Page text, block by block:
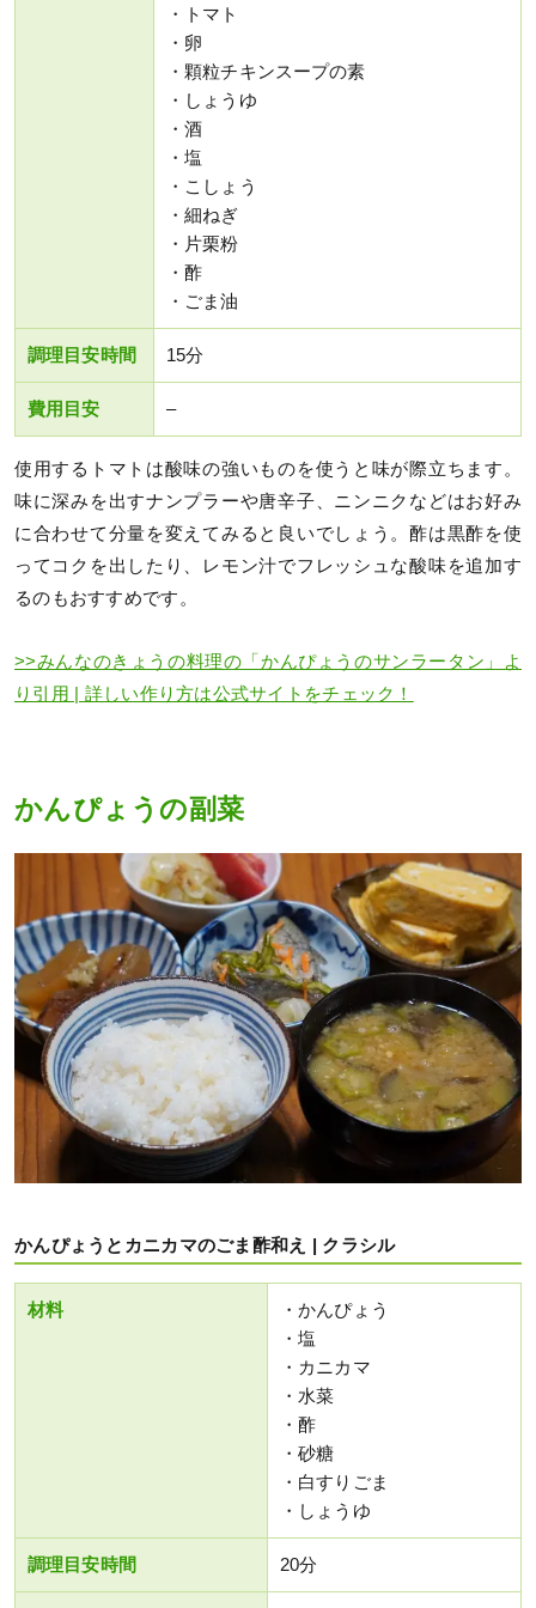
・トマト
・卵
・顆粒チキンスープの素
・しょうゆ
・酒
・塩
・こしょう
・細ねぎ
・片栗粉
・酢
・ごま油
調理目安時間 15分
費用目安 –
使用するトマトは酸味の強いものを使うと味が際立ちます。
味に深みを出すナンプラーや唐辛子、ニンニクなどはお好み
に合わせて分量を変えてみると良いでしょう。酢は黒酢を使
ってコクを出したり、レモン汁でフレッシュな酸味を追加す
るのもおすすめです。
>>みんなのきょうの料理の「かんぴょうのサンラータン」よ
り引用 | 詳しい作り方は公式サイトをチェック！
かんぴょうの副菜
かんぴょうとカニカマのごま酢和え | クラシル
材料
・かんぴょう
・塩
・カニカマ
・水菜
・酢
・砂糖
・白すりごま
・しょうゆ
調理目安時間 20分